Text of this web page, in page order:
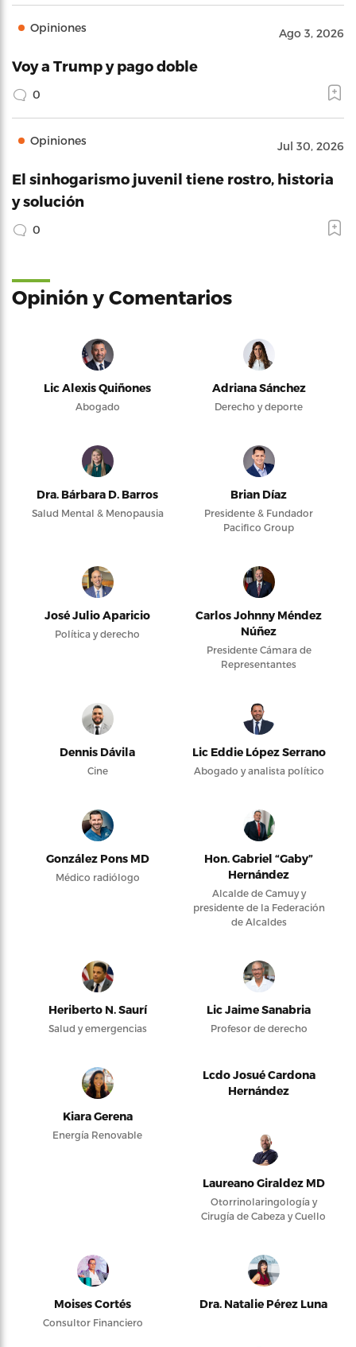
Opiniones Ago 3, 2026
Voy a Trump y pago doble
0
Opiniones Jul 30, 2026
El sinhogarismo juvenil tiene rostro, historia
y solución
0
Opinión y Comentarios
Lic Alexis Quiñones
Abogado
Adriana Sánchez
Derecho y deporte
Dra. Bárbara D. Barros
Salud Mental & Menopausia
Brian Díaz
Presidente & Fundador
Pacifico Group
José Julio Aparicio
Política y derecho
Carlos Johnny Méndez
Núñez
Presidente Cámara de
Representantes
Dennis Dávila
Cine
Lic Eddie López Serrano
Abogado y analista político
González Pons MD
Médico radiólogo
Hon. Gabriel “Gaby”
Hernández
Alcalde de Camuy y
presidente de la Federación
de Alcaldes
Heriberto N. Saurí
Salud y emergencias
Lic Jaime Sanabria
Profesor de derecho
Kiara Gerena
Energía Renovable
Lcdo Josué Cardona
Hernández
Laureano Giraldez MD
Otorrinolaringología y
Cirugía de Cabeza y Cuello
Moises Cortés
Consultor Financiero
Dra. Natalie Pérez Luna